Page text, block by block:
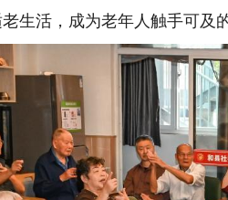
生活，成为老年人触手可及